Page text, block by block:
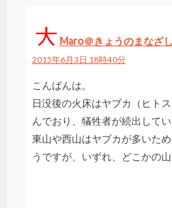
Maro＠きょうのまなざし
2015年6月3日 18時40分
こんばんは。
日没後の火床はヤブカ（ヒト
んでおり、犠牲者が続出してい
東山や西山はヤブカが多いた
うですが、いずれ、どこかの